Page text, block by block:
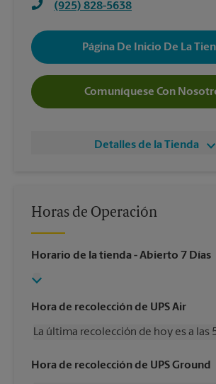
(925) 828-5638
Página De Inicio De La
Comuníquese Con
Detalles de la Tienda
Horas de Operación
Horario de la tienda - Abierto 7 Días
Hora de recolección de UPS Air
La última recolección de hoy es a las
Miércoles
5:00 PM
Hora de recolección de UPS Ground